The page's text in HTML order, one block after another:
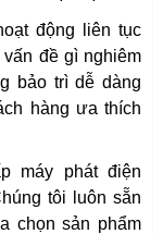
động liên tục
đề gì nghiêm
bảo trì dễ dàng
hàng ưa thích
máy phát điện
tôi luôn sẵn
chọn sản phẩm